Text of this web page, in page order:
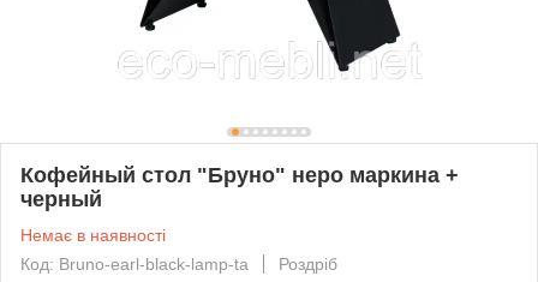
Кофейный стол "Бруно" неро маркина +
черный
Немає в наявності
Код: Bruno-earl-black-lamp-ta
Роздріб